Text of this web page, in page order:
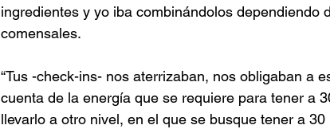
ingredientes y yo iba combinándolos dependiendo
comensales.
“Tus -check-ins- nos aterrizaban, nos obligaban a
cuenta de la energía que se requiere para tener a
llevarlo a otro nivel, en el que se busque tener a